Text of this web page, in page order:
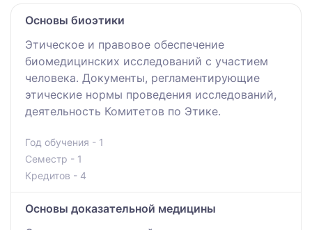
Основы биоэтики
Этическое и правовое обеспечение
биомедицинских исследований с участием
человека. Документы, регламентирующие
этические нормы проведения исследований,
деятельность Комитетов по Этике.
Год обучения - 1
Семестр - 1
Кредитов - 4
Основы доказательной медицины